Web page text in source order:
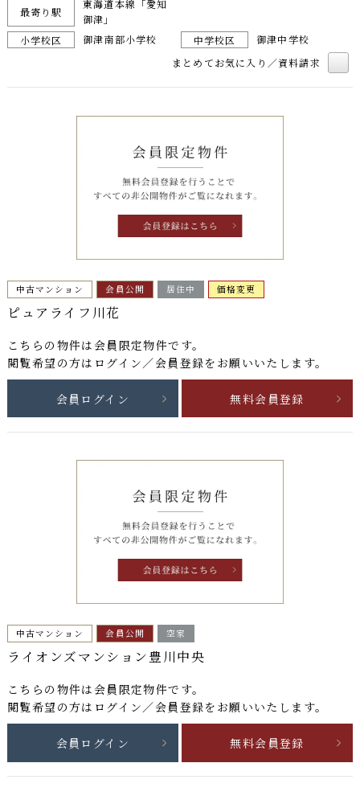
最寄り駅
東海道本線「愛知
御津」
小学校区
御津南部小学校 中学校区
御津中学校
まとめてお気に入り／資料請求
中古マンション 会員公開 居住中 価格変更
ピュアライフ川花
こちらの物件は 会員限定物件です。
閲覧希望の方はログイン／会員登録をお願いいたします。
会員ログイン 無料会員登録
中古マンション 会員公開 空家
ライオンズマンション豊川中央
こちらの物件は 会員限定物件です。
閲覧希望の方はログイン／会員登録をお願いいたします。
会員ログイン 無料会員登録